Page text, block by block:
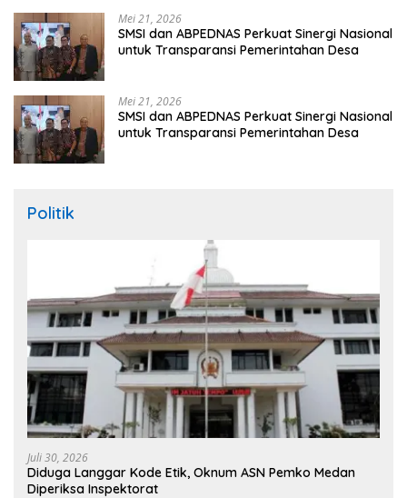
Mei 21, 2026
SMSI dan ABPEDNAS Perkuat Sinergi Nasional
untuk Transparansi Pemerintahan Desa
Mei 21, 2026
SMSI dan ABPEDNAS Perkuat Sinergi Nasional
untuk Transparansi Pemerintahan Desa
Politik
Juli 30, 2026
Diduga Langgar Kode Etik, Oknum ASN Pemko Medan
Diperiksa Inspektorat